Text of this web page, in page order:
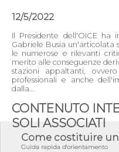
12/5/2022
Il Presidente dell'OICE ha
Gabriele Busia un'articolata
le numerose e rilevanti
merito alle conseguenze
stazioni appaltanti,
professionali e anche
dalla...
CONTENUTO
SOLI ASSOCIATI
Come costituire
Guida rapida d'orientamento